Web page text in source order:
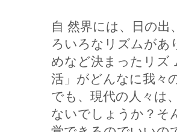
自 然界には、日の
ろいろなリズムがあ
めなど決まったリズ
活」がどんなに我々
でも、現代の人々は
ないでしょうか？そ